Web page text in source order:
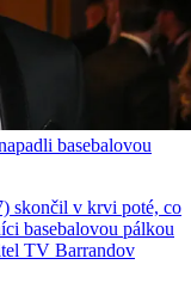
basebalovou
skončil v krvi poté, co
basebalovou pálkou
TV Barrandov